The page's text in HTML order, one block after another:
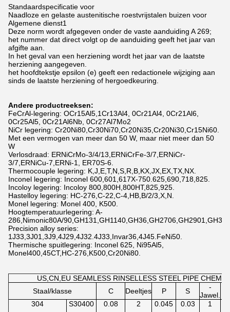
Standaardspecificatie voor
Naadloze en gelaste austenitische roestvrijstalen buizen voor
Algemene dienst1
Deze norm wordt afgegeven onder de vaste aanduiding A 269;
het nummer dat direct volgt op de aanduiding geeft het jaar van
afgifte aan.
In het geval van een herziening wordt het jaar van de laatste
herziening aangegeven.
het hoofdtekstje epsilon (e) geeft een redactionele wijziging aan
sinds de laatste herziening of hergoedkeuring.
Andere productreeksen:
FeCrAl-legering: OCr15Al5,1Cr13Al4, 0Cr21Al4, 0Cr21Al6,
0Cr25Al5, 0Cr21Al6Nb, 0Cr27Al7Mo2
NiCr legering: Cr20Ni80,Cr30Ni70,Cr20Ni35,Cr20Ni30,Cr15Ni60.
Met een vermogen van meer dan 50 W, maar niet meer dan 50
W
Verlosdraad: ERNiCrMo-3/4/13,ERNiCrFe-3/7,ERNiCr-
3/7,ERNiCu-7,ERNi-1, ER70S-6.
Thermocouple legering: K,J,E,T,N,S,R,B,KX,JX,EX,TX,NX.
Inconel legering: Inconel 600,601,617X-750.625,690,718,825.
Incoloy legering: Incoloy 800,800H,800HT,825,925.
Hastelloy legering: HC-276,C-22,C-4,HB,B/2/3,X,N.
Monel legering: Monel 400, K500.
Hoogtemperatuurlegering: A-
286,Nimonic80A/
Precision alloy series:
1J33,3J01,3J9,4J29,4J32.4J33,Invar36,4J45.FeNi50.
Thermische spuitlegering: Inconel 625, Ni95Al5,
Monel400,45CT,HC-276,K500,Cr20Ni80.
US,CN,EU SEAMLESS RINSELLESS STEEL PIPE
Staal/klasse
C Deeltjes P S
-
Jawel.
304
S30400 0.08 2 0.045 0.03 1